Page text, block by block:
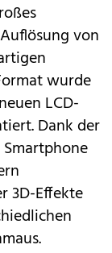
von
wurde
LCD-
Dank der
3D-Effekte